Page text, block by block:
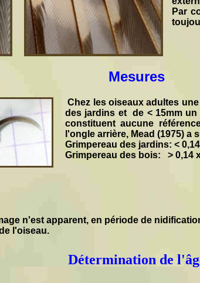
Par
Mesures
Chez les oiseaux adultes
des jardins et de < 15mm
constituent aucune
l'ongle arrière, Mead (1975) a
Grimpereau des jardins: <
Grimpereau des bois: > 0,14
n'est apparent, en période de
l'oiseau.
Détermination de